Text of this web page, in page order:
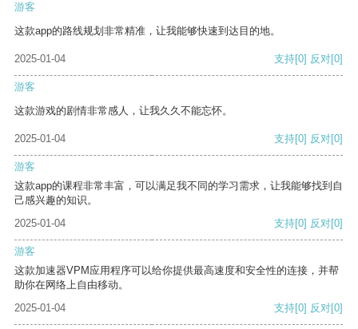
游客
这款app的路线规划非常精准，让我能够快速到达目的地。
2025-01-04 支持[0] 反对[0]
游客
这款游戏的剧情非常感人，让我久久不能忘怀。
2025-01-04 支持[0] 反对[0]
游客
这款app的课程非常丰富，可以满足我不同的学习需求，让我能够找到自
己感兴趣的知识。
2025-01-04
支持[0] 反对[0]
游客
这款加速器VPM应用程序可以给你提供最高速度和安全性的连接，并帮
助你在网络上自由移动。
2025-01-04
支持[0] 反对[0]